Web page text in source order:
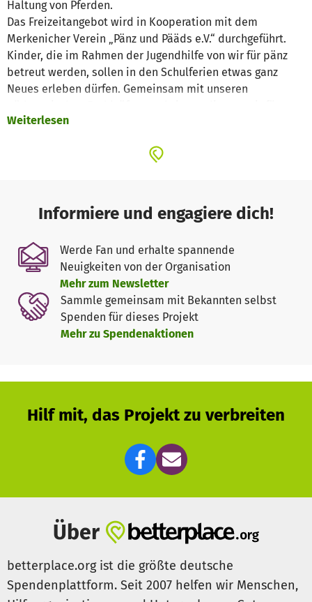
Haltung von Pferden.
Das Freizeitangebot wird in Kooperation mit dem
Merkenicher Verein „Pänz und Pääds e.V.“ durchgeführt.
Kinder, die im Rahmen der Jugendhilfe von wir für pänz
betreut werden, sollen in den Schulferien etwas ganz
Neues erleben dürfen. Gemeinsam mit unseren
pänz e.V. betreuten Kinder eine Woche auf dem Ponyhof in
Weiterlesen
Informiere und engagiere dich!
Werde Fan und erhalte spannende
Neuigkeiten von der Organisation
Mehr zum Newsletter
Sammle gemeinsam mit Bekannten selbst
Spenden für dieses Projekt
Mehr zu Spendenaktionen
Hilf mit, das Projekt zu verbreiten
Über
betterplace.org ist die größte deutsche
Spendenplattform. Seit 2007 helfen wir Menschen,